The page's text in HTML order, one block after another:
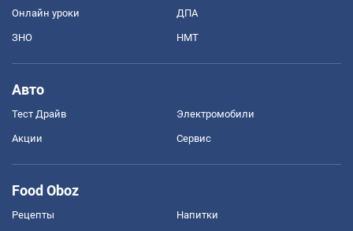
Онлайн уроки ДПА
ЗНО НМТ
Авто
Тест Драйв Электромобили
Акции Сервис
Food Oboz
Рецепты Напитки